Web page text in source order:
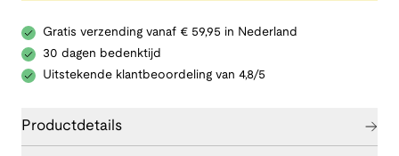
Gratis verzending vanaf € 59,95 in Nederland
30 dagen bedenktijd
Uitstekende klantbeoordeling van 4,8/5
Productdetails